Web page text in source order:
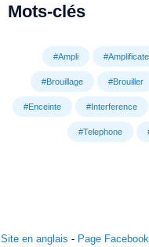
Mots-clés
#Ampli
#Brouillage #Brouiller
#Enceinte #Interference
#Telephone
Site en anglais - Page Facebook